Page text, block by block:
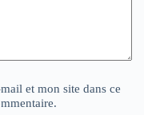
et mon site dans ce